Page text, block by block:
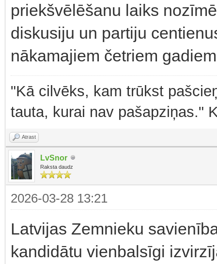
priekšvēlēšanu laiks
diskusiju un partiju
nākamajiem četriem
"Kā cilvēks, kam trūkst
tauta, kurai nav pašapziņas."
Atrast
LvSnor
Raksta daudz
2026-03-28 13:21
Latvijas Zemnieku
kandidātu vienbalsīgi